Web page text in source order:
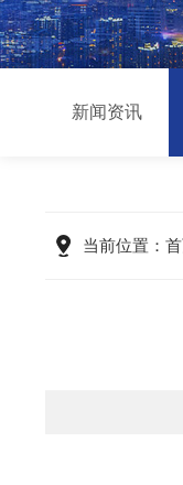
新闻资讯
当前位置：